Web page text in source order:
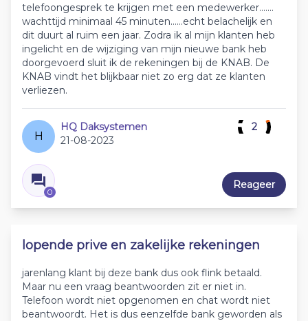
telefoongesprek te krijgen met een medewerker.......
wachttijd minimaal 45 minuten......echt belachelijk en
dit duurt al ruim een jaar. Zodra ik al mijn klanten heb
ingelicht en de wijziging van mijn nieuwe bank heb
doorgevoerd sluit ik de rekeningen bij de KNAB. De
KNAB vindt het blijkbaar niet zo erg dat ze klanten
verliezen.
H
HQ Daksystemen
21-08-2023
0
2
Reageer
lopende prive en zakelijke rekeningen
jarenlang klant bij deze bank dus ook flink betaald.
Maar nu een vraag beantwoorden zit er niet in.
Telefoon wordt niet opgenomen en chat wordt niet
beantwoordt. Het is dus eenzelfde bank geworden als